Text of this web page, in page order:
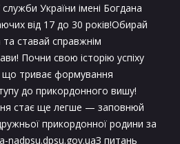
України імені Богдана
від 17 до 30 років!Обирай
ставай справжнім
Почни свою історію успіху
триває формування
до прикордонного вишу!
стає ще легше — заповнюй
прикордонної родини за
nadpsu.dpsu.gov.uaЗ питань